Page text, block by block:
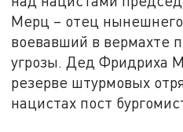
Мерц – отец
воевавший в вермахте
угрозы. Дед Фридриха
резерве штурмовых
нацистах пост